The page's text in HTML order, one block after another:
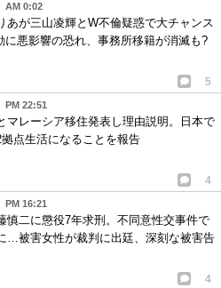
AM 0:02
あが三山凌輝とW不倫疑惑で大チャンス
に悪影響の恐れ、事務所移籍が消滅も?
5
PM 22:51
マレーシア移住発表し理由説明。日本で
点生活になることを報告
4
PM 16:21
慎二に懲役7年求刑。不同意性交事件で
…被害女性が裁判に出廷、深刻な被害告
4